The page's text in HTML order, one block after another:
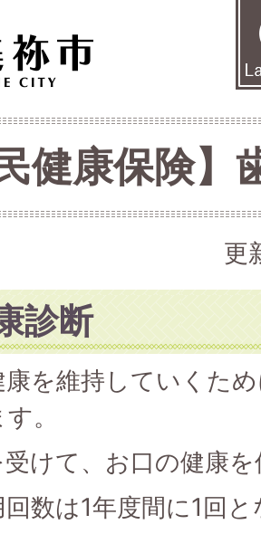
民健康保険】
更
診断
を維持していくた
。
けて、お口の健康
数は1年度間に1回